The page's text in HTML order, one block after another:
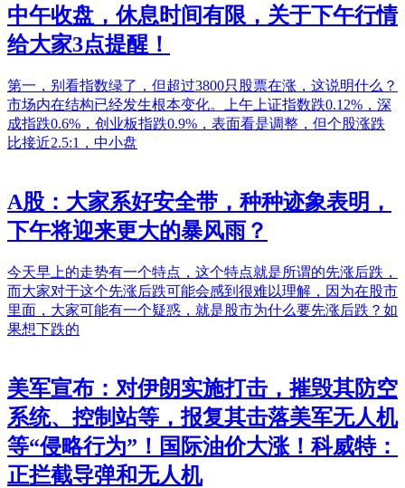
中午收盘，休息时间有限，关于下午行情
给大家3点提醒！
第一，别看指数绿了，但超过3800只股票在涨，这说明什么？
市场内在结构已经发生根本变化。上午上证指数跌0.12%，深
成指跌0.6%，创业板指跌0.9%，表面看是调整，但个股涨跌
比接近2.5:1，中小盘
A股：大家系好安全带，种种迹象表明，
下午将迎来更大的暴风雨？
今天早上的走势有一个特点，这个特点就是所谓的先涨后跌，
而大家对于这个先涨后跌可能会感到很难以理解，因为在股市
里面，大家可能有一个疑惑，就是股市为什么要先涨后跌？如
果想下跌的
美军宣布：对伊朗实施打击，摧毁其防空
系统、控制站等，报复其击落美军无人机
等“侵略行为”！国际油价大涨！科威特：
正拦截导弹和无人机